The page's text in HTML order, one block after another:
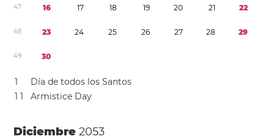
47 16 17 18 19 20 21 22
48 23 24 25 26 27 28 29
49 30
1
Día de todos los Santos
1 1 Armistice Day
Diciembre2053